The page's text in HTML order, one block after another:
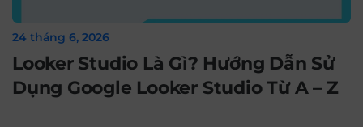
24 tháng 6, 2026
Looker Studio Là Gì? Hướng Dẫn Sử
Dụng Google Looker Studio Từ A – Z